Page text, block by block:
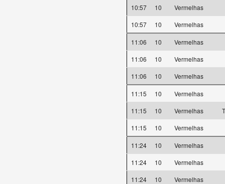
10:57
10
Vermelhas
10:57
10 Vermelhas
11:06 10
Vermelhas
11:06
10
Vermelhas
11:06
10 Vermelhas
11:15 10
Vermelhas
11:15
10 Vermelhas
11:15
10 Vermelhas
11:24 10
Vermelhas
11:24
10
Vermelhas
11:24
10 Vermelhas